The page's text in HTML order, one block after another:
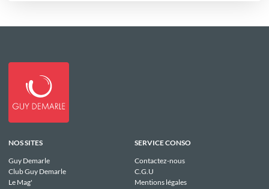
NOS SITES
Guy Demarle
Club Guy Demarle
Le Mag'
SERVICE CONSO
Contactez-nous
C.G.U
Mentions légales